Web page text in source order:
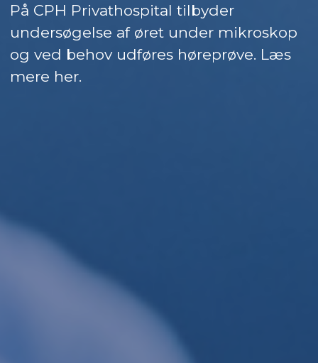
På CPH Privathospital tilbyder
undersøgelse af øret under mikroskop
og ved behov udføres høreprøve. Læs
mere her.